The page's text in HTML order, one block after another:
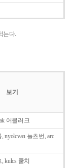
는다.
보기
어블러크
nyolcvan 뇰츠번, arc
kulcs 쿨치